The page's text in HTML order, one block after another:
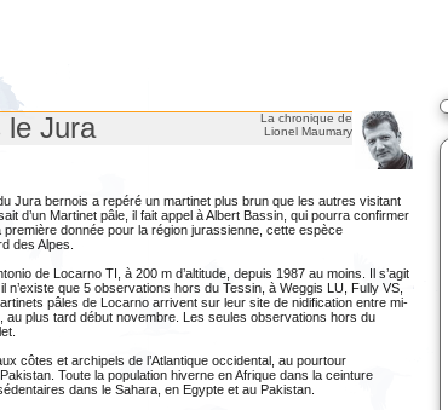
le Jura
La chronique de
Lionel Maumary
Jura bernois a repéré un martinet plus brun que les autres visitant
d’un Martinet pâle, il fait appel à Albert Bassin, qui pourra confirmer
première donnée pour la région jurassienne, cette espèce
des Alpes.
de Locarno TI, à 200 m d’altitude, depuis 1987 au moins. Il s’agit
n’existe que 5 observations hors du Tessin, à Weggis LU, Fully VS,
pâles de Locarno arrivent sur leur site de nidification entre mi-
plus tard début novembre. Les seules observations hors du
côtes et archipels de l’Atlantique occidental, au pourtour
Toute la population hiverne en Afrique dans la ceinture
dans le Sahara, en Egypte et au Pakistan.